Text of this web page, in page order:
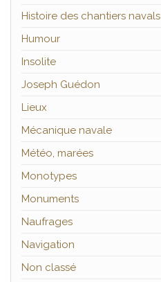
Histoire des chantiers navals
Humour
Insolite
Joseph Guédon
Lieux
Mécanique navale
Météo, marées
Monotypes
Monuments
Naufrages
Navigation
Non classé